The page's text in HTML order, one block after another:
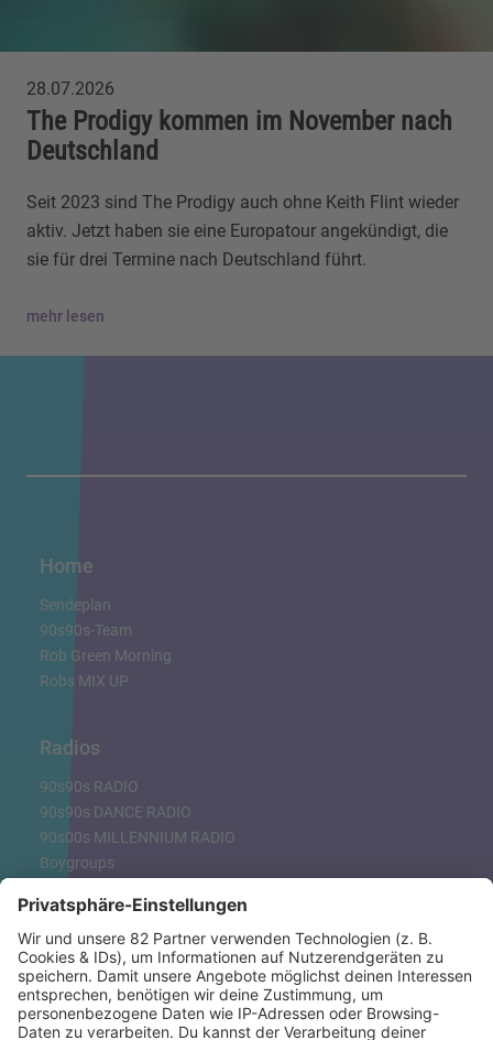
28.07.2026
The Prodigy kommen im November nach
Deutschland
Seit 2023 sind The Prodigy auch ohne Keith Flint wieder
aktiv. Jetzt haben sie eine Europatour angekündigt, die
sie für drei Termine nach Deutschland führt.
mehr lesen
Home
Sendeplan
90s90s-Team
Rob Green Morning
Robs MIX UP
Radios
90s90s RADIO
90s90s DANCE RADIO
90s00s MILLENNIUM RADIO
Boygroups
Clubhits
Dinnerparty
Eurodance
Grunge
Hiphop & Rap